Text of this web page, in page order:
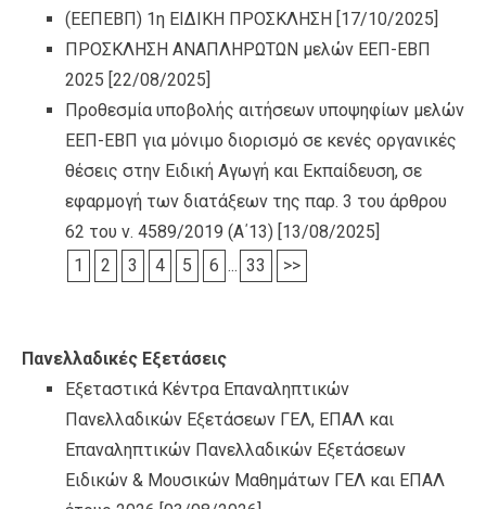
(ΕΕΠΕΒΠ) 1η ΕΙΔΙΚΗ ΠΡΟΣΚΛΗΣΗ [17/10/2025]
ΠΡΟΣΚΛΗΣΗ ΑΝΑΠΛΗΡΩΤΩΝ μελών ΕΕΠ-ΕΒΠ
2025 [22/08/2025]
Προθεσμία υποβολής αιτήσεων υποψηφίων μελών
ΕΕΠ-ΕΒΠ για μόνιμο διορισμό σε κενές οργανικές
θέσεις στην Ειδική Αγωγή και Εκπαίδευση, σε
εφαρμογή των διατάξεων της παρ. 3 του άρθρου
62 του ν. 4589/2019 (Α΄13) [13/08/2025]
1
2 3 4 5 6 ... 33 >>
Πανελλαδικές Εξετάσεις
Εξεταστικά Κέντρα Επαναληπτικών
Πανελλαδικών Εξετάσεων ΓΕΛ, ΕΠΑΛ και
Επαναληπτικών Πανελλαδικών Εξετάσεων
Ειδικών & Μουσικών Μαθημάτων ΓΕΛ και ΕΠΑΛ